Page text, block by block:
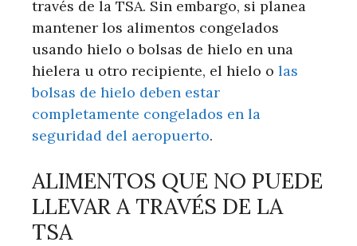
través de la TSA. Sin embargo, si planea
mantener los alimentos congelados
usando hielo o bolsas de hielo en una
hielera u otro recipiente, el hielo o las
bolsas de hielo deben estar
completamente congelados en la
seguridad del aeropuerto.
ALIMENTOS QUE NO PUEDE
LLEVAR A TRAVÉS DE LA
TSA